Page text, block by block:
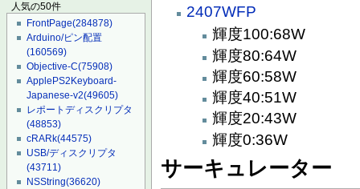
人気の50件
FrontPage(284878)
Arduino/ピン配置
(160569)
Objective-C(75908)
ApplePS2Keyboard-
Japanese-v2(49605)
レポートディスクリプタ
(48853)
cRARk(44575)
USB/ディスクリプタ
(43711)
NSString(36620)
2407WFP
輝度100:68W
輝度80:64W
輝度60:58W
輝度40:51W
輝度20:43W
輝度0:36W
サーキュレーター